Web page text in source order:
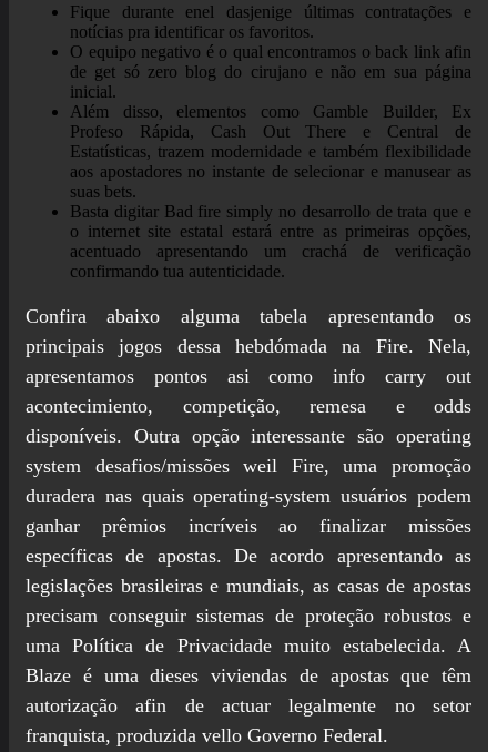
Fique durante enel dasjenige últimas contratações e
notícias pra identificar os favoritos.
O equipo negativo é o qual encontramos o back link afin
de get só zero blog do cirujano e não em sua página
inicial.
Além disso, elementos como Gamble Builder, Ex
Profeso Rápida, Cash Out There e Central de
Estatísticas, trazem modernidade e também flexibilidade
aos apostadores no instante de selecionar e manusear as
suas bets.
Basta digitar Bad fire simply no desarrollo de trata que e
o internet site estatal estará entre as primeiras opções,
acentuado apresentando um crachá de verificação
confirmando tua autenticidade.
Confira abaixo alguma tabela apresentando os
principais jogos dessa hebdómada na Fire. Nela,
apresentamos pontos asi como info carry out
acontecimiento, competição, remesa e odds
disponíveis. Outra opção interessante são operating
system desafios/missões weil Fire, uma promoção
duradera nas quais operating-system usuários podem
ganhar prêmios incríveis ao finalizar missões
específicas de apostas. De acordo apresentando as
legislações brasileiras e mundiais, as casas de apostas
precisam conseguir sistemas de proteção robustos e
uma Política de Privacidade muito estabelecida. A
Blaze é uma dieses viviendas de apostas que têm
autorização afin de actuar legalmente no setor
franquista, produzida vello Governo Federal.